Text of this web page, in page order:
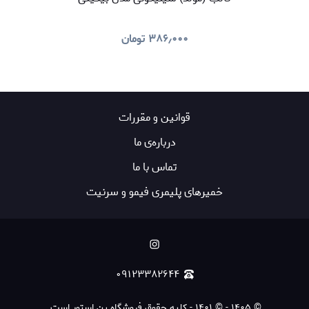
۳۸۶٫۰۰۰ تومان
قوانين و مقررات
درباره‌ی ما
تماس با ما
خمیرهای پلیمری فیمو و سرنیت
۰۹۱۲۳۳۸۲۶۴۴